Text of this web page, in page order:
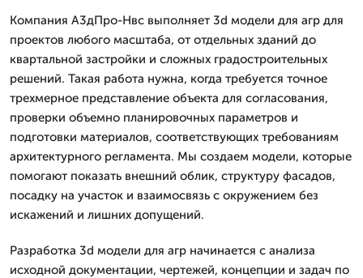
Компания А3дПро-Нвс выполняет 3d модели для агр для
проектов любого масштаба, от отдельных зданий до
квартальной застройки и сложных градостроительных
решений. Такая работа нужна, когда требуется точное
трехмерное представление объекта для согласования,
проверки объемно планировочных параметров и
подготовки материалов, соответствующих требованиям
архитектурного регламента. Мы создаем модели, которые
помогают показать внешний облик, структуру фасадов,
посадку на участок и взаимосвязь с окружением без
искажений и лишних допущений.
Разработка 3d модели для агр начинается с анализа
исходной документации, чертежей, концепции и задач по